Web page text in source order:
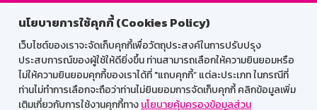
นโยบายการใช้คุกกี้ (Cookies Policy)
เว็บไซต์ของเราจะจัดเก็บคุกกี้เพื่อวัตถุประสงค์ในการปรับปรุง
ประสบการณ์ของผู้ใช้ให้ดียิ่งขึ้น ท่านสามารถเลือกให้ความยินยอมหรือ
ไม่ให้ความยินยอมคุกกี้ของเราได้ที่ "แถบคุกกี้” แต่ละประเภท ในกรณีที่
ท่านไม่ทำการเลือกจะถือว่าท่านไม่ยินยอมการจัดเก็บคุกกี้ คลิกข้อมูลเพิ่ม
เติมเกี่ยวกับการใช้งานคุกกี้ทางนโยบายคุ้มครองข้อมูลส่วน
GSB Society:
สำหรับพนักงาน